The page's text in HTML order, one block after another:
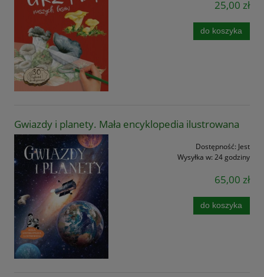
25,00 zł
do koszyka
Gwiazdy i planety. Mała encyklopedia ilustrowana
Dostępność: Jest
Wysyłka w: 24 godziny
65,00 zł
do koszyka